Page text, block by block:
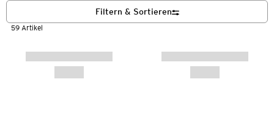
59 Artikel
Filtern & Sortieren